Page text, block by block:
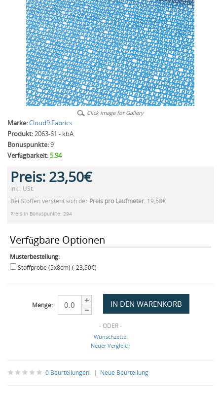
Click image for Gallery
Marke:Cloud9 Fabrics
Produkt:2063-61 - kbA
Bonuspunkte:9
Verfügbarkeit:5.94
Preis: 23,50€
inkl. USt.
Bei Stoffen versteht sich der Preis pro Laufmeter. 19,58€
Preis in Bonuspunkte: 294
Verfügbare Optionen
Musterbestellung:
Stoffprobe (5x8cm) (-23,50€)
Menge:
- ODER -
Wunschzettel
Neuer Vergleich
0 Beurteilungen. | Neue Beurteilung